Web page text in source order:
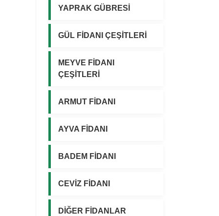
YAPRAK GÜBRESİ
GÜL FİDANI ÇEŞİTLERİ
MEYVE FİDANI
ÇEŞİTLERİ
ARMUT FİDANI
AYVA FİDANI
BADEM FİDANI
CEVİZ FİDANI
DİĞER FİDANLAR